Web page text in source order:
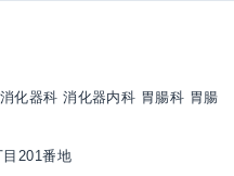
化器科 消化器内科 胃腸科 胃腸
201番地